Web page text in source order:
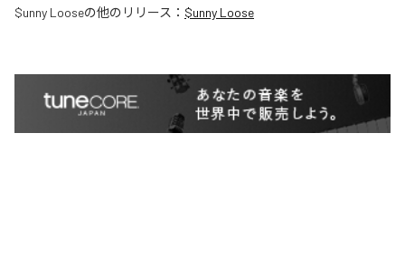
$unny Looseの他のリリース： $unny Loose